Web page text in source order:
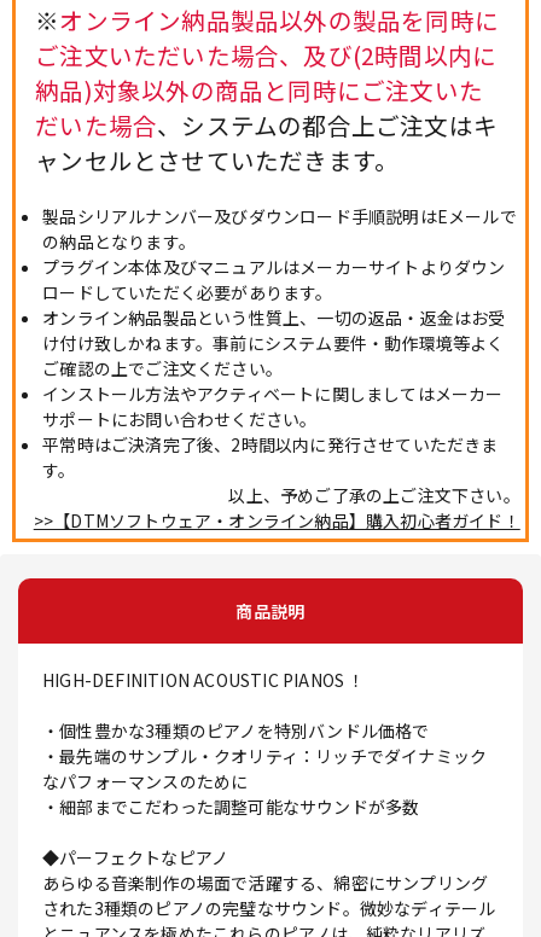
※オンライン納品製品以外の製品を同時に
ご注文いただいた場合、及び(2時間以内に
納品)対象以外の商品と同時にご注文いた
だいた場合、システムの都合上ご注文はキ
ャンセルとさせていただきます。
製品シリアルナンバー及びダウンロード手順説明はEメールで
の納品となります。
プラグイン本体及びマニュアルはメーカーサイトよりダウン
ロードしていただく必要があります。
オンライン納品製品という性質上、一切の返品・返金はお受
け付け致しかねます。事前にシステム要件・動作環境等よく
ご確認の上でご注文ください。
インストール方法やアクティベートに関しましてはメーカー
サポートにお問い合わせください。
平常時はご決済完了後、2時間以内に発行させていただきま
す。
以上、予めご了承の上ご注文下さい。
>>【DTMソフトウェア・オンライン納品】購入初心者ガイド！
商品説明
HIGH-DEFINITION ACOUSTIC PIANOS ！
・個性豊かな3種類のピアノを特別バンドル価格で
・最先端のサンプル・クオリティ：リッチでダイナミック
なパフォーマンスのために
・細部までこだわった調整可能なサウンドが多数
◆パーフェクトなピアノ
あらゆる音楽制作の場面で活躍する、綿密にサンプリング
された3種類のピアノの完璧なサウンド。微妙なディテール